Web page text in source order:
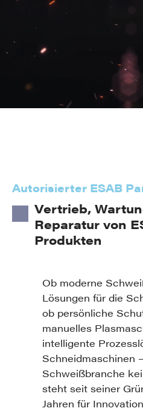
Autorisierter ESAB
Vertrieb,
Reparatur von
Produkten
Ob moderne
Lösungen für die
ob persönliche
manuelles
intelligente
Schneidmaschinen
Schweißbranche
steht seit seiner
Jahren für